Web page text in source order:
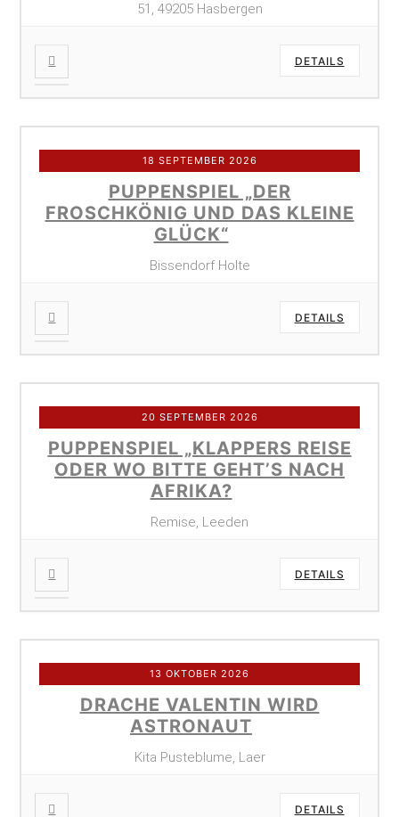
51, 49205 Hasbergen
DETAILS
18 SEPTEMBER 2026
PUPPENSPIEL „DER
FROSCHKÖNIG UND DAS KLEINE
GLÜCK“
Bissendorf Holte
DETAILS
20 SEPTEMBER 2026
PUPPENSPIEL „KLAPPERS REISE
ODER WO BITTE GEHT’S NACH
AFRIKA?
Remise, Leeden
DETAILS
13 OKTOBER 2026
DRACHE VALENTIN WIRD
ASTRONAUT
Kita Pusteblume, Laer
DETAILS